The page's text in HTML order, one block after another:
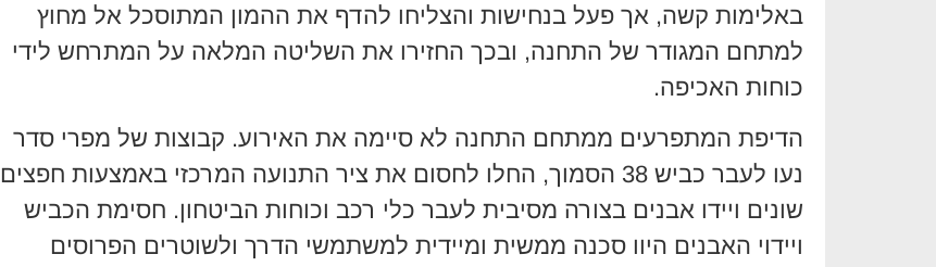
באלימות קשה, אך פעל בנחישות והצליחו להדף את ההמון המתוסכל אל מחוץ
למתחם המגודר של התחנה, ובכך החזירו את השליטה המלאה על המתרחש לידי
כוחות האכיפה.
הדיפת המתפרעים ממתחם התחנה לא סיימה את האירוע. קבוצות של מפרי סדר
נעו לעבר כביש 38 הסמוך, החלו לחסום את ציר התנועה המרכזי באמצעות חפצים
שונים ויידו אבנים בצורה מסיבית לעבר כלי רכב וכוחות הביטחון. חסימת הכביש
ויידוי האבנים היוו סכנה ממשית ומיידית למשתמשי הדרך ולשוטרים הפרוסים